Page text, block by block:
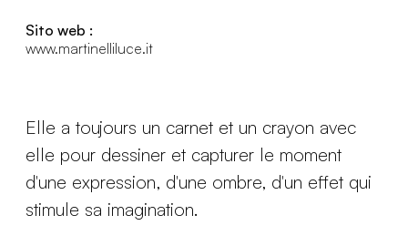
Sito web :
www.martinelliluce.it
Elle a toujours un carnet et un crayon avec
elle pour dessiner et capturer le moment
d'une expression, d'une ombre, d'un effet qui
stimule sa imagination.